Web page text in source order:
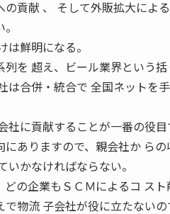
の貢献 、 そして外販拡大によ
鮮明になる。
を 超え、ビール業界という
は合併・統合で 全国ネットを
社に貢献することが一番の役目
ありますので、親会社か ら
いかなければならない。
の企業もＳＣＭによるコ スト
で物流 子会社が役に立たない